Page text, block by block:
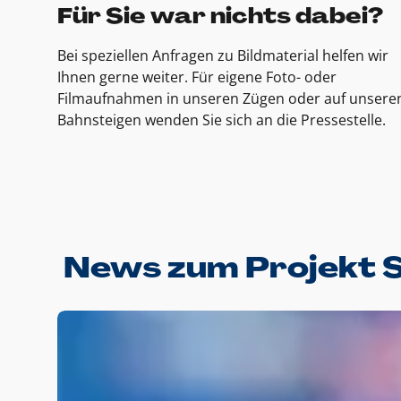
Für Sie war nichts dabei?
Bei speziellen Anfragen zu Bildmaterial helfen wir
Ihnen gerne weiter. Für eigene Foto- oder
Filmaufnahmen in unseren Zügen oder auf
Bahnsteigen wenden Sie sich an die Pressestelle.
News zum Projekt